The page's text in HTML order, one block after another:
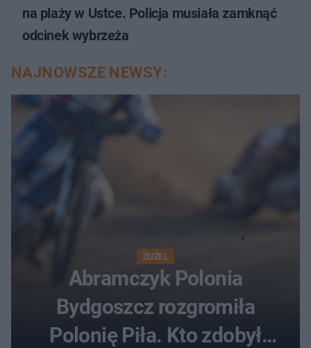
na plaży w Ustce. Policja musiała zamknąć
odcinek wybrzeża
NAJNOWSZE NEWSY:
ŻUŻEL
Abramczyk Polonia
Bydgoszcz rozgromiła
Polonię Piła. Kto zdobył